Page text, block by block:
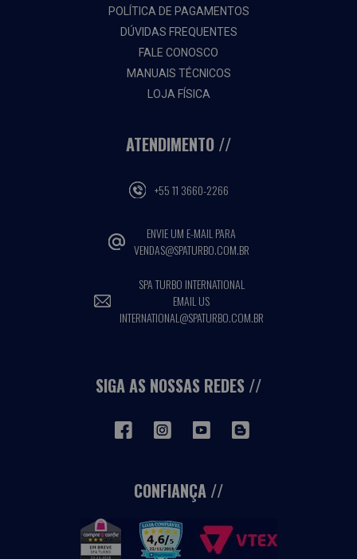
POLÍTICA DE PAGAMENTOS
DÚVIDAS FREQUENTES
FALE CONOSCO
MANUAIS TÉCNICOS
LOJA FÍSICA
ATENDIMENTO
+55 11 3660-2266
ENVIE UM E-MAIL PARA
VENDAS@SPATURBO.COM.BR
SPA TURBO INTERNATIONAL
EMAIL US
INTERNATIONAL@SPATURBO.COM.BR
SIGA AS NOSSAS REDES
CONFIANÇA